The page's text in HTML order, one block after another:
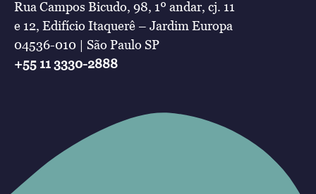
Rua Campos Bicudo, 98, 1º andar, cj. 11
e 12, Edifício Itaquerê – Jardim Europa
04536-010 | São Paulo SP
+55 11 3330-2888